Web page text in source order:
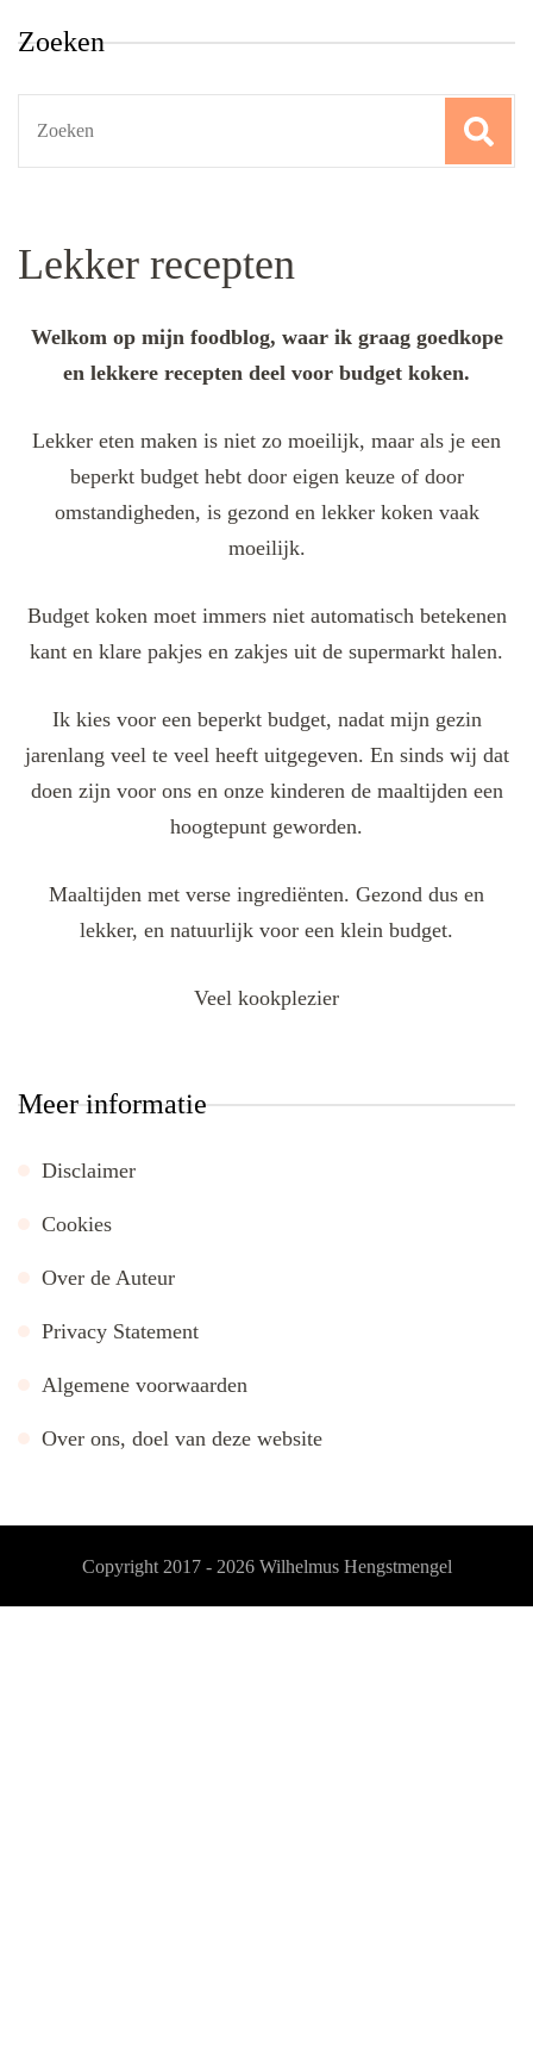
Zoeken
Lekker recepten
Welkom op mijn foodblog, waar ik graag goedkope
en lekkere recepten deel voor budget koken.
Lekker eten maken is niet zo moeilijk, maar als je een
beperkt budget hebt door eigen keuze of door
omstandigheden, is gezond en lekker koken vaak
moeilijk.
Budget koken moet immers niet automatisch betekenen
kant en klare pakjes en zakjes uit de supermarkt halen.
Ik kies voor een beperkt budget, nadat mijn gezin
jarenlang veel te veel heeft uitgegeven. En sinds wij dat
doen zijn voor ons en onze kinderen de maaltijden een
hoogtepunt geworden.
Maaltijden met verse ingrediënten. Gezond dus en
lekker, en natuurlijk voor een klein budget.
Veel kookplezier
Meer informatie
Disclaimer
Cookies
Over de Auteur
Privacy Statement
Algemene voorwaarden
Over ons, doel van deze website
Copyright 2017 - 2026 Wilhelmus Hengstmengel